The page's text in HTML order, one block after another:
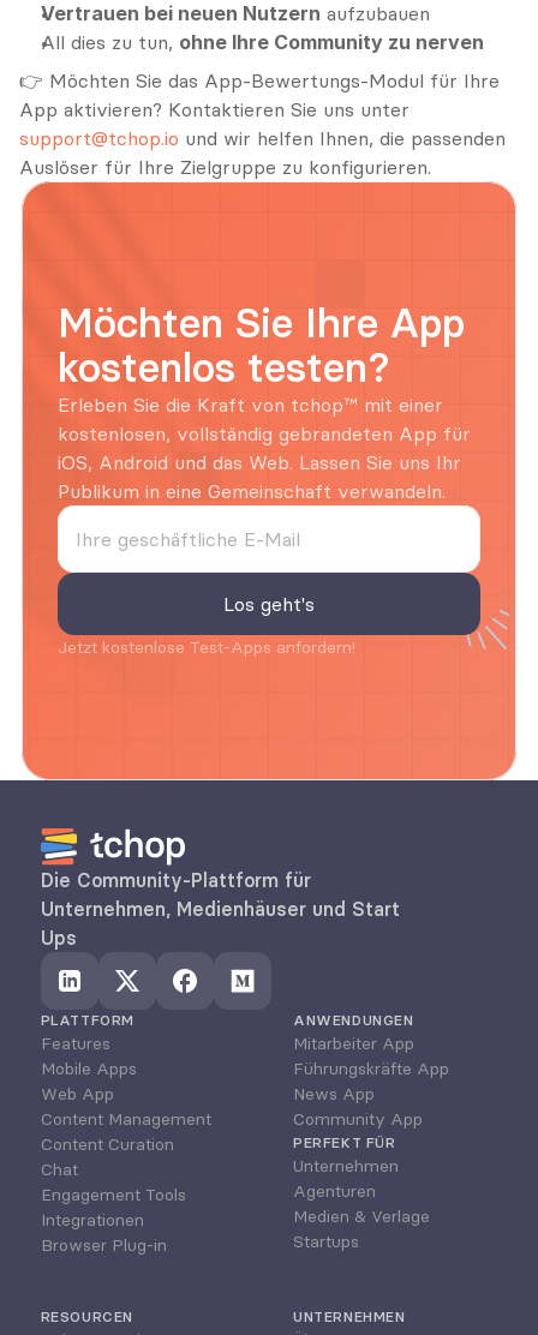
Vertrauen bei neuen Nutzern aufzubauen
All dies zu tun, ohne Ihre Community zu nerven
👉 Möchten Sie das App-Bewertungs-Modul für Ihre
support@tchop.io und wir helfen Ihnen, die passenden
Auslöser für Ihre Zielgruppe zu konfigurieren.
Möchten Sie Ihre App
kostenlos testen?
Erleben Sie die Kraft von tchop™ mit einer
kostenlosen, vollständig gebrandeten App für
iOS, Android und das Web. Lassen Sie uns Ihr
Publikum in eine Gemeinschaft verwandeln.
Jetzt kostenlose Test-Apps anfordern!
Die Community-Plattform für
Unternehmen, Medienhäuser und Start
Ups
PLATTFORM
Features
Mobile Apps
Web App
Content Management
Content Curation
Chat
Engagement Tools
Integrationen
Browser Plug-in
ANWENDUNGEN
Mitarbeiter App
Führungskräfte App
News App
Community App
PERFEKT FÜR
Unternehmen
Agenturen
Medien & Verlage
Startups
RESOURCEN UNTERNEHMEN